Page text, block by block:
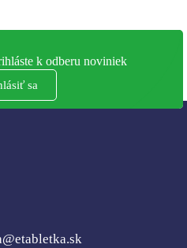
k odberu noviniek
sa